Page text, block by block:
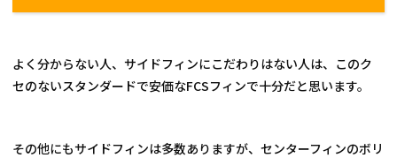
よく分からない人、サイドフィンにこだわりはない人は、このク
セのないスタンダードで安価なFCSフィンで十分だと思います。
その他にもサイドフィンは多数ありますが、センターフィンのボリ